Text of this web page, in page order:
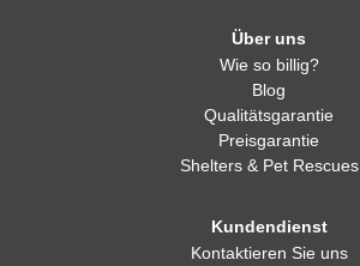
Über uns
Wie so billig?
Blog
Qualitätsgarantie
Preisgarantie
Shelters & Pet Rescues
Kundendienst
Kontaktieren Sie uns